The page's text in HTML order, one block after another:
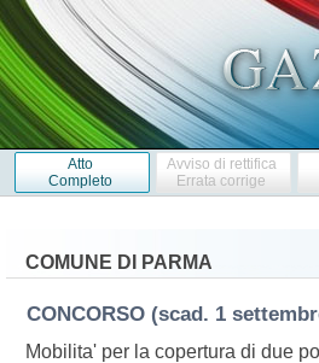
Atto
Completo
Avviso di rettifica
Errata corrige
COMUNE DI PARMA
CONCORSO (scad. 1
Mobilita' per la copertura di due